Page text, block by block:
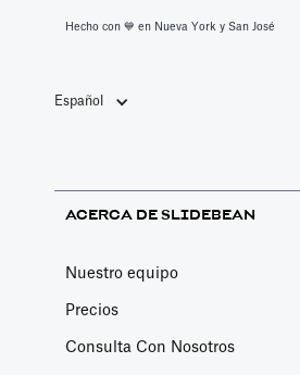
Hecho con 💙️ en Nueva York y San José
Español
ACERCA DE SLIDEBEAN
Nuestro equipo
Precios
Consulta Con Nosotros